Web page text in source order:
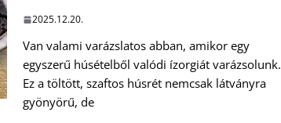
2025.12.20.
Van valami varázslatos abban, amikor egy
egyszerű húsételből valódi ízorgiát varázsolunk.
Ez a töltött, szaftos húsrét nemcsak látványra
gyönyörű, de